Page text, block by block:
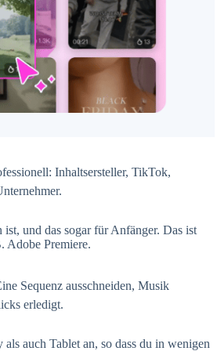
Inhaltsersteller, TikTok,
ist, und das sogar für Anfänger. Das ist
Adobe Premiere.
Sequenz ausschneiden, Musik
erledigt.
auch Tablet an, so dass du in wenigen